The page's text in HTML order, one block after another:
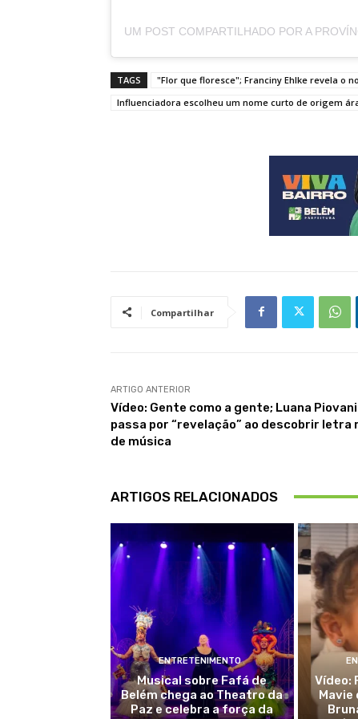
TAGS
"Flor que floresce"; Franciny Ehlke revela o
Influenciadora escolheu um nome curto de origem
Compartilhar
ARTIGO ANTERIOR
Vídeo: Gente como a gente; Luana Piovani
passa por “revelação” ao descobrir letra
de música
ARTIGOS RELACIONADOS
ENTRETENIMENTO
Musical sobre Fafá de
Belém chega ao Theatro da
Paz e celebra a força da
Vídeo:
Mavie